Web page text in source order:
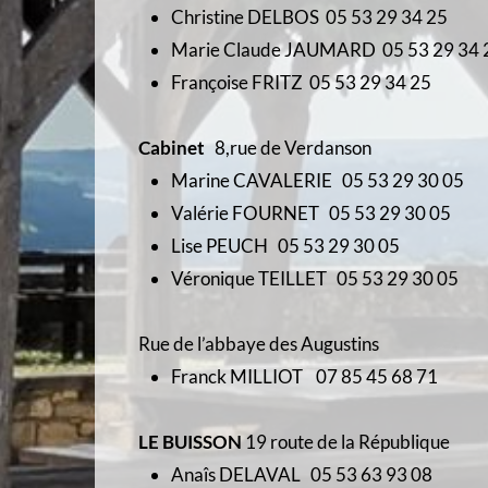
Christine DELBOS 05 53 29 34 25
Marie Claude JAUMARD 05 53 29 34
Françoise FRITZ 05 53 29 34 25
Cabinet 8,rue de Verdanson
Marine CAVALERIE 05 53 29 30 05
Valérie FOURNET 05 53 29 30 05
Lise PEUCH 05 53 29 30 05
Véronique TEILLET 05 53 29 30 05
Rue de l’abbaye des Augustins
Franck MILLIOT 07 85 45 68 71
LE BUISSON19 route de la République
Anaîs DELAVAL 05 53 63 93 08